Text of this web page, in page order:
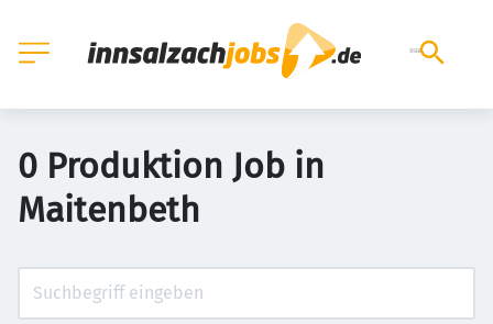
0 Produktion Job in
Maitenbeth